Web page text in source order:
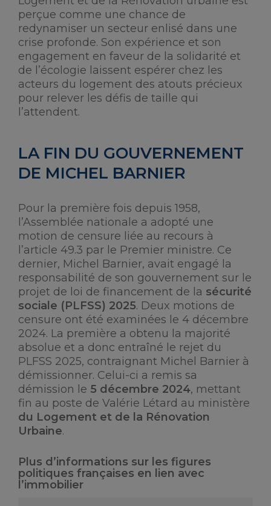
perçue comme une chance de
redynamiser un secteur enlisé dans une
crise profonde. Son expérience et son
engagement en faveur de la solidarité et
de l’écologie laissent espérer chez les
acteurs du logement des atouts précieux
pour relever les défis de taille qui
l’attendent.
LA FIN DU GOUVERNEMENT
DE MICHEL BARNIER
Pour la première fois depuis 1958,
l’Assemblée nationale a adopté une
motion de censure liée au recours à
l’article 49.3 par le Premier ministre. Ce
dernier, Michel Barnier, avait engagé la
responsabilité de son gouvernement sur le
projet de loi de financement de la sécurité
sociale (PLFSS) 2025. Deux motions de
censure ont été examinées le 4 décembre
2024. La première a obtenu la majorité
absolue et a donc entraîné le rejet du
PLFSS 2025, contraignant Michel Barnier à
démissionner. Celui-ci a remis sa
démission le 5 décembre 2024, mettant
fin au poste de Valérie Létard au ministère
du Logement et de la Rénovation
Urbaine.
Plus d’informations sur les figures
politiques françaises en lien avec
l’immobilier